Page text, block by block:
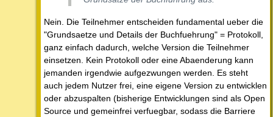
Nein. Die Teilnehmer entscheiden fundamental ueber die
"Grundsaetze und Details der Buchfuehrung" = Protokoll,
ganz einfach dadurch, welche Version die Teilnehmer
einsetzen. Kein Protokoll oder eine Abaenderung kann
jemanden irgendwie aufgezwungen werden. Es steht
auch jedem Nutzer frei, eine eigene Version zu entwicklen
oder abzuspalten (bisherige Entwicklungen sind als Open
Source und gemeinfrei verfuegbar, sodass die Barriere